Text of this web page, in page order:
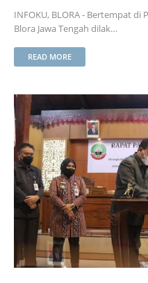
INFOKU, BLORA - Bertempat
Blora Jawa Tengah dilak…
READ MORE